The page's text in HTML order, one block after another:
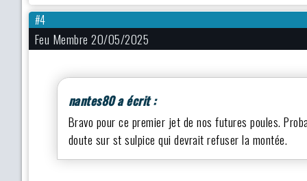
#4
Feu Membre 20/05/2025
nantes80 a écrit :
Bravo pour ce premier jet de nos futures poules.
doute sur st sulpice qui devrait refuser la montée.